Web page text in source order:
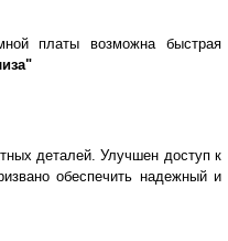
платы возможна быстрая
деталей. Улучшен доступ к
обеспечить надежный и